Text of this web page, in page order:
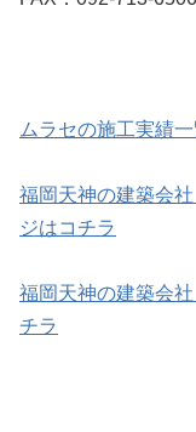
ムラセの施工実績
福岡天神の建築会
ジはコチラ
福岡天神の建築会
チラ